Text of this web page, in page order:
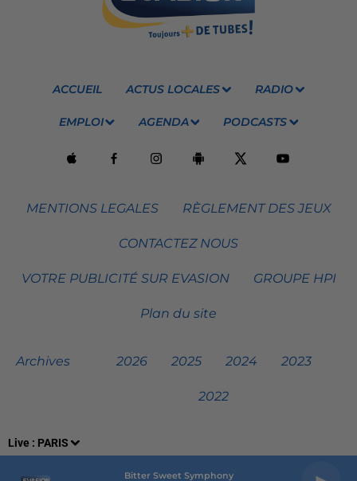
Live : PARIS
Bitter Sweet Symphony
ACCUEIL ACTUS LOCALES RADIO
EMPLOI AGENDA PODCASTS
MENTIONS LEGALES RÈGLEMENT DES JEUX
CONTACTEZ NOUS
VOTRE PUBLICITÉ SUR EVASION GROUPE HPI
Plan du site
Archives 2026 2025 2024 2023
2022